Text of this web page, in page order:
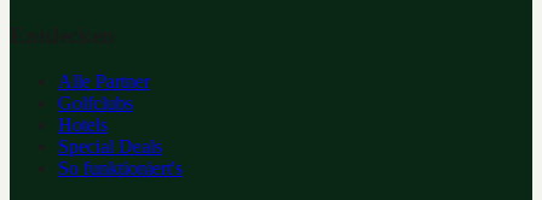
Alle Partner
Golfclubs
Hotels
Special Deals
So funktioniert's